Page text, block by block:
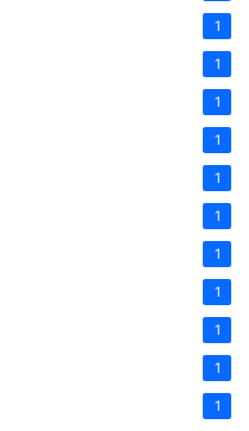
1
1
1
1
1
1
1
1
1
1
1